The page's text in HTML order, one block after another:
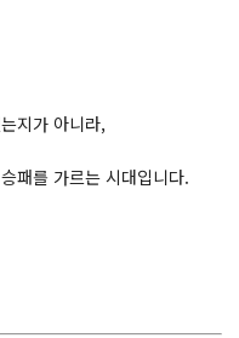
지가 아니라,
패를 가르는 시대입니다.